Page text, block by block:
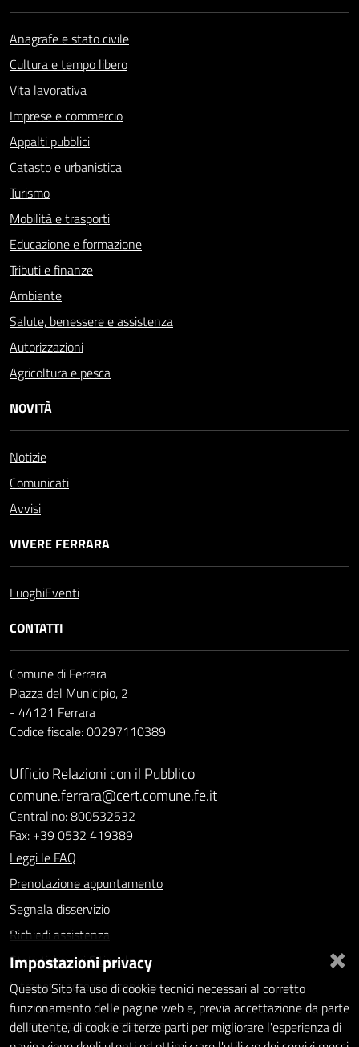
Anagrafe e stato civile
Cultura e tempo libero
Vita lavorativa
Imprese e commercio
Appalti pubblici
Catasto e urbanistica
Turismo
Mobilità e trasporti
Educazione e formazione
Tributi e finanze
Ambiente
Salute, benessere e assistenza
Autorizzazioni
Agricoltura e pesca
NOVITÀ
Notizie
Comunicati
Avvisi
VIVERE FERRARA
LuoghiEventi
CONTATTI
Comune di Ferrara
Piazza del Municipio, 2
- 44121 Ferrara
Codice fiscale: 00297110389
Ufficio Relazioni con il Pubblico
comune.ferrara@cert.comune.fe.it
Centralino: 800532532
Fax: +39 0532 419389
Leggi le FAQ
Prenotazione appuntamento
Segnala disservizio
Richiedi assistenza
Statistiche dei Siti web
Intranet - accesso riservato
Amministrazione trasparente
×
Impostazioni privacy
Questo Sito fa uso di cookie tecnici necessari al corretto
funzionamento delle pagine web e, previa accettazione da parte
dell'utente, di cookie di terze parti per migliorare l'esperienza di